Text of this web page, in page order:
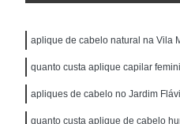
aplique de cabelo natural na Vila
quanto custa aplique capilar
apliques de cabelo no Jardim
quanto custa aplique de cabelo